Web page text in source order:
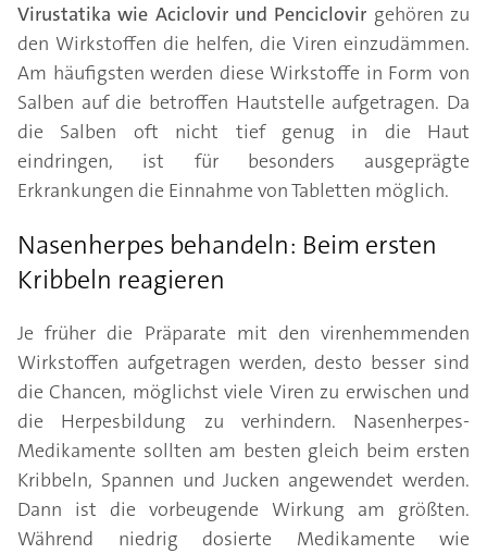
Virustatika wie Aciclovir und Penciclovir gehören zu
den Wirkstoffen die helfen, die Viren einzudämmen.
Am häufigsten werden diese Wirkstoffe in Form von
Salben auf die betroffen Hautstelle aufgetragen. Da
die Salben oft nicht tief genug in die Haut
eindringen, ist für besonders ausgeprägte
Erkrankungen die Einnahme von Tabletten möglich.
Nasenherpes behandeln: Beim ersten
Kribbeln reagieren
Je früher die Präparate mit den virenhemmenden
Wirkstoffen aufgetragen werden, desto besser sind
die Chancen, möglichst viele Viren zu erwischen und
die Herpesbildung zu verhindern. Nasenherpes-
Medikamente sollten am besten gleich beim ersten
Kribbeln, Spannen und Jucken angewendet werden.
Dann ist die vorbeugende Wirkung am größten.
Während niedrig dosierte Medikamente wie